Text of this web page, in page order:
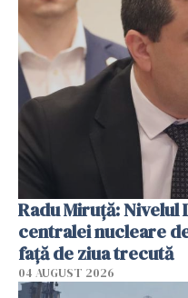
Radu Miruţă: Nivelul
centralei nucleare
faţă de ziua trecută
04 AUGUST 2026